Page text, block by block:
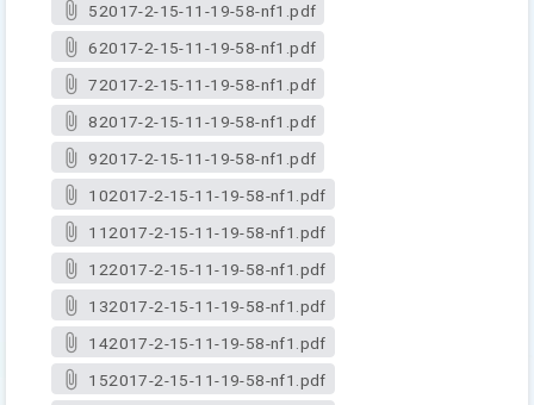
52017-2-15-11-19-58-nf1.pdf
62017-2-15-11-19-58-nf1.pdf
72017-2-15-11-19-58-nf1.pdf
82017-2-15-11-19-58-nf1.pdf
92017-2-15-11-19-58-nf1.pdf
102017-2-15-11-19-58-nf1.pdf
112017-2-15-11-19-58-nf1.pdf
122017-2-15-11-19-58-nf1.pdf
132017-2-15-11-19-58-nf1.pdf
142017-2-15-11-19-58-nf1.pdf
152017-2-15-11-19-58-nf1.pdf